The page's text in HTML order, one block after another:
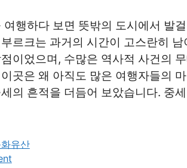
여행하다 보면 뜻밖의 도시에서 발
르크는 과거의 시간이 고스란히
이었으며, 수많은 역사적 사건의
곳은 왜 아직도 많은 여행자들의
의 흔적을 더듬어 보았습니다. 중
유산